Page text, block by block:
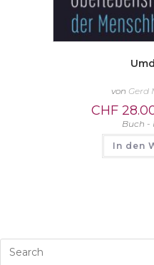
von Gerd
CHF
Buch -
In den